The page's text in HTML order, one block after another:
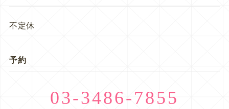
不定休
予約
03-3486-7855